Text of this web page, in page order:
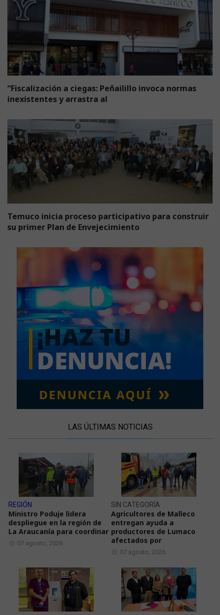
“Fiscalización a ciegas: Peñailillo invoca normas
inexistentes y arrastra al
Temuco inicia proceso participativo para construir
su primer Plan de Envejecimiento
LAS ÚLTIMAS NOTICIAS
REGIÓN
Ministro Poduje lidera
despliegue en la región de
La Araucanía para coordinar
07 agosto, 2026
SIN CATEGORÍA
Agricultores de Malleco
entregan ayuda a
productores de Lumaco
afectados por
07 agosto, 2026